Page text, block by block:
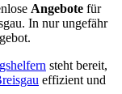
Angebote für
In nur ungefähr
steht bereit,
effizient und